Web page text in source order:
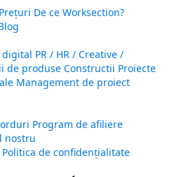
Prețuri De ce Worksection?
digital PR / HR / Creative /
de produse Constructii Proiecte
Management de proiect
Program de afiliere
nostru
Politica de confidențialitate